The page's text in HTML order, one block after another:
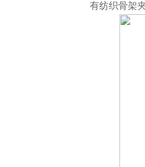
有纺织骨架